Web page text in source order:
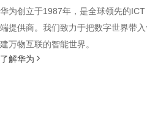
华为创立于1987年，是全球领先的
端提供商。我们致力于把数字世界带
建万物互联的智能世界。
了解华为